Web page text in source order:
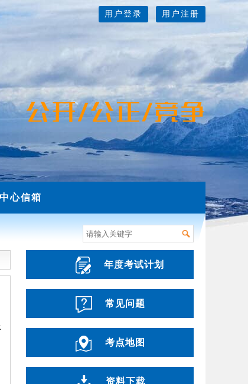
用户登录 用户注册
中心信箱
年度考试计划
常见问题
考点地图
资料下载